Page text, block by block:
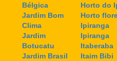
Bélgica
Jardim Bom
Clima
Jardim
Botucatu
Jardim Brasil
Horto do
Horto
Ipiranga
Ipiranga
Itaberaba
Itaim Bibi